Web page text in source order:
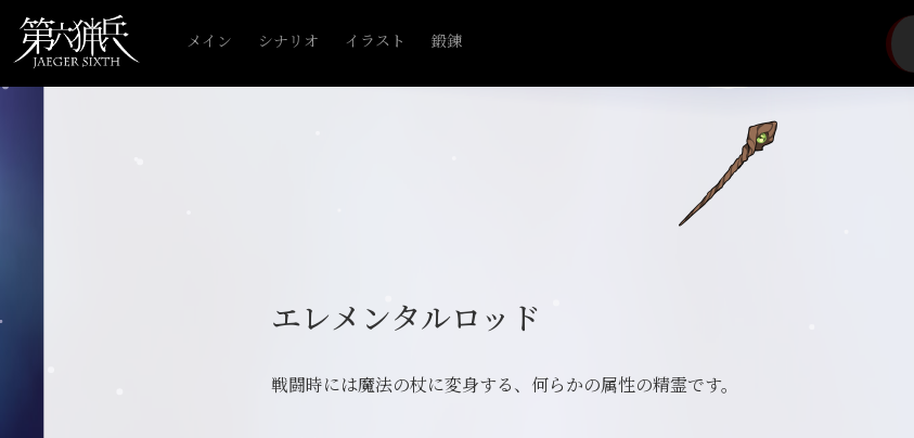
メイン シナリオ イラスト 鍛錬
エレメンタルロッド
戦闘時には魔法の杖に変身する、何らかの属性の精霊です。